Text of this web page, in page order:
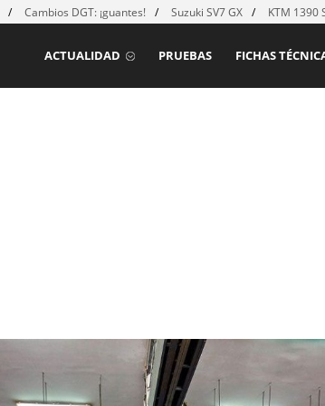
Cambios DGT: ¡guantes! Suzuki SV7 GX KTM 1390
FICHAS
PRUEBAS
ACTUALIDAD